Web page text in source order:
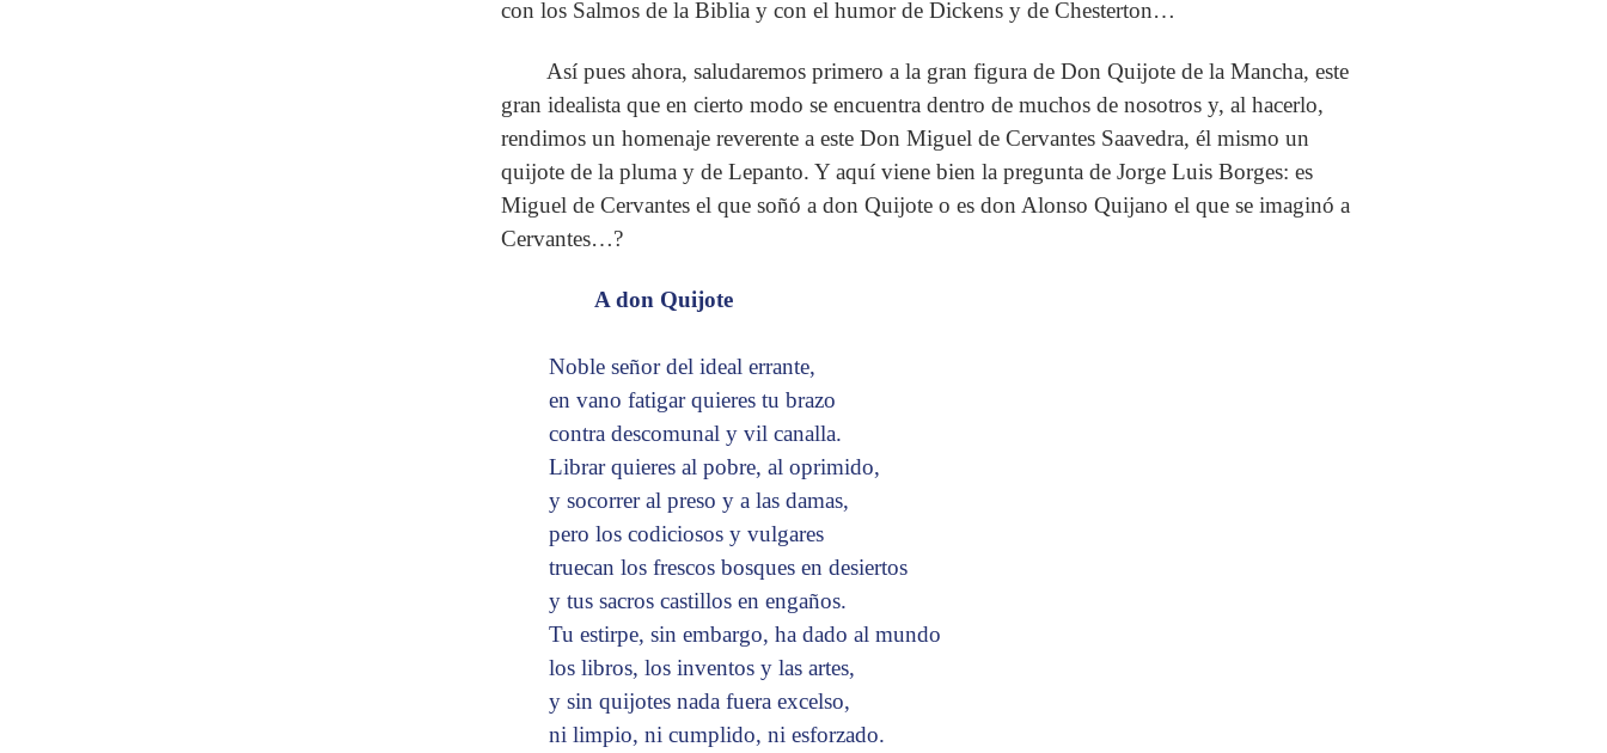
con los Salmos de la Biblia y con el humor de Dickens y de Chesterton…
Así pues ahora, saludaremos primero a la gran figura de Don Quijote de la Mancha, este
gran idealista que en cierto modo se encuentra dentro de muchos de nosotros y, al hacerlo,
rendimos un homenaje reverente a este Don Miguel de Cervantes Saavedra, él mismo un
quijote de la pluma y de Lepanto. Y aquí viene bien la pregunta de Jorge Luis Borges: es
Miguel de Cervantes el que soñó a don Quijote o es don Alonso Quijano el que se imaginó a
Cervantes…?
A don Quijote
Noble señor del ideal errante,
en vano fatigar quieres tu brazo
contra descomunal y vil canalla.
Librar quieres al pobre, al oprimido,
y socorrer al preso y a las damas,
pero los codiciosos y vulgares
truecan los frescos bosques en desiertos
y tus sacros castillos en engaños.
Tu estirpe, sin embargo, ha dado al mundo
los libros, los inventos y las artes,
y sin quijotes nada fuera excelso,
ni limpio, ni cumplido, ni esforzado.